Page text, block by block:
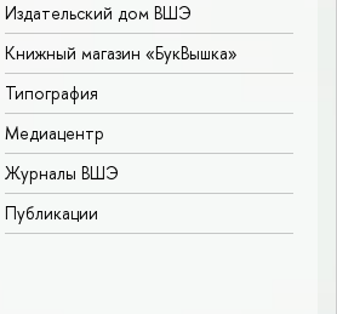
Издательский дом ВШЭ
Книжный магазин «БукВышка»
Типография
Медиацентр
Журналы ВШЭ
Публикации